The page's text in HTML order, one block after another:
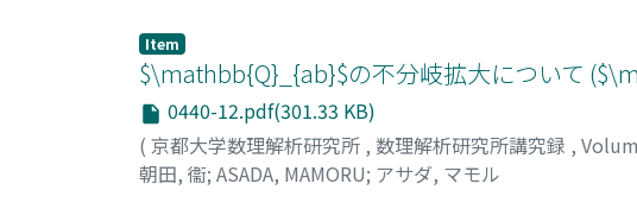
Item
$\mathbb{Q}_{ab}$の不分岐拡大について
0440-12.pdf(301.33 KB)
( 京都大学数理解析研究所 , 数理解析研究所講究録 ,
朝田, 衞; ASADA, MAMORU; アサダ, マモル